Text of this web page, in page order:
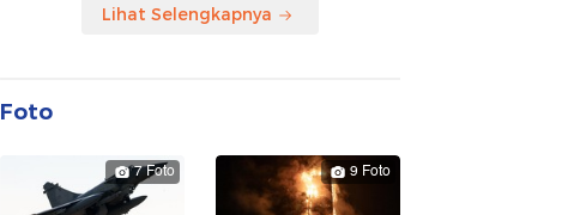
Lihat Selengkapnya
Foto
7 Foto 9 Foto